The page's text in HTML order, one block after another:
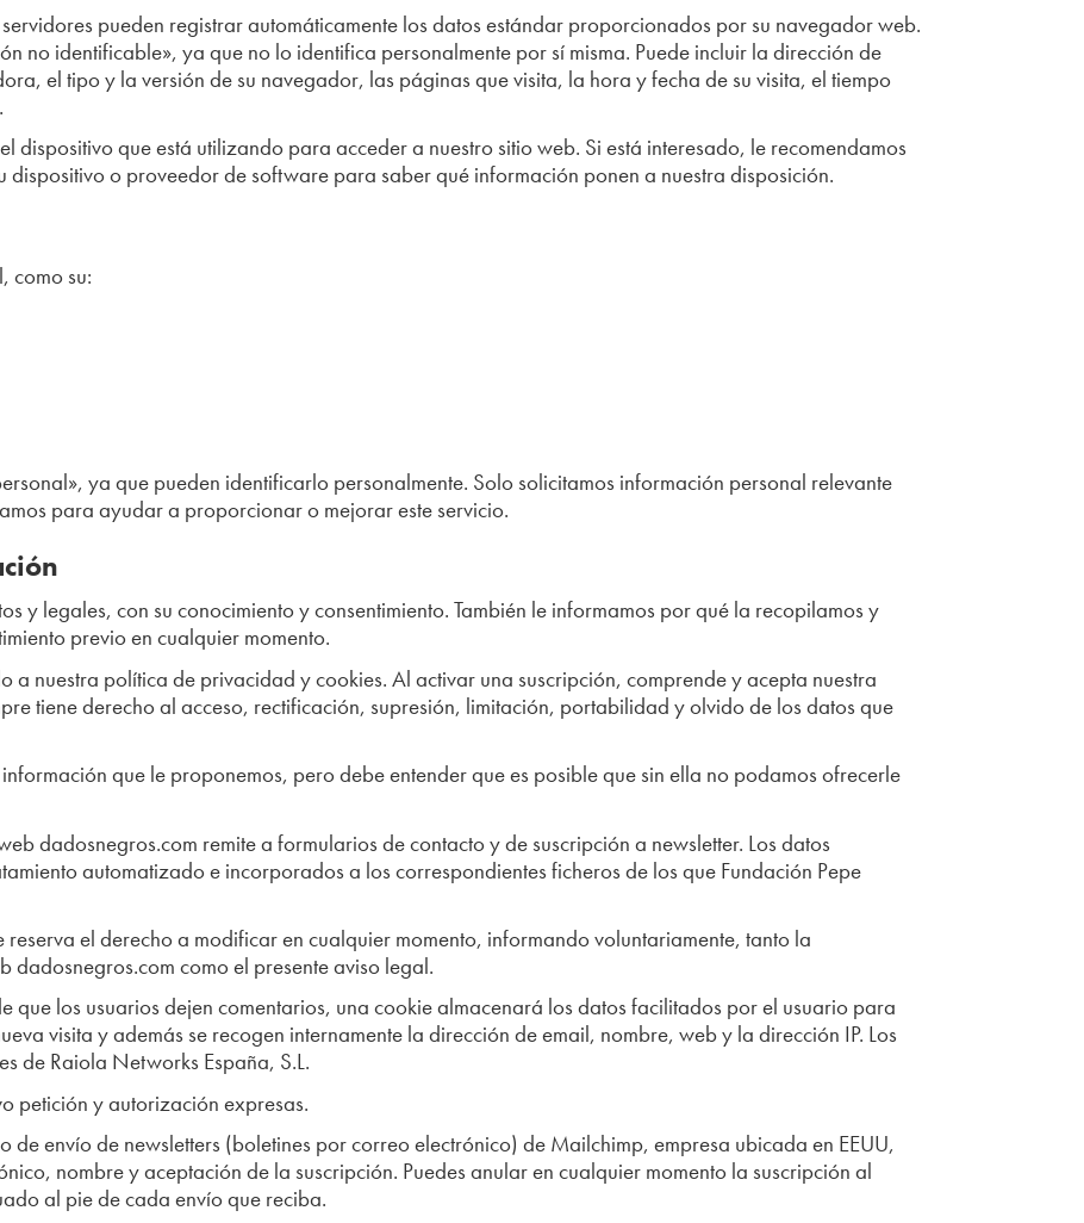
pueden registrar automáticamente los datos estándar proporcionados por su navegador web.
no identificable», ya que no lo identifica personalmente por sí misma. Puede incluir la dirección de
el tipo y la versión de su navegador, las páginas que visita, la hora y fecha de su visita, el tiempo
dispositivo que está utilizando para acceder a nuestro sitio web. Si está interesado, le recomendamos
dispositivo o proveedor de software para saber qué información ponen a nuestra disposición.
como su:
ya que pueden identificarlo personalmente. Solo solicitamos información personal relevante
para ayudar a proporcionar o mejorar este servicio.
y legales, con su conocimiento y consentimiento. También le informamos por qué la recopilamos y
previo en cualquier momento.
a nuestra política de privacidad y cookies. Al activar una suscripción, comprende y acepta nuestra
tiene derecho al acceso, rectificación, supresión, limitación, portabilidad y olvido de los datos que
que le proponemos, pero debe entender que es posible que sin ella no podamos ofrecerle
dadosnegros.com remite a formularios de contacto y de suscripción a newsletter. Los datos
automatizado e incorporados a los correspondientes ficheros de los que Fundación Pepe
reserva el derecho a modificar en cualquier momento, informando voluntariamente, tanto la
dadosnegros.com como el presente aviso legal.
que los usuarios dejen comentarios, una cookie almacenará los datos facilitados por el usuario para
visita y además se recogen internamente la dirección de email, nombre, web y la dirección IP. Los
de Raiola Networks España, S.L.
petición y autorización expresas.
de envío de newsletters (boletines por correo electrónico) de Mailchimp, empresa ubicada en EEUU,
nombre y aceptación de la suscripción. Puedes anular en cualquier momento la suscripción al
al pie de cada envío que reciba.